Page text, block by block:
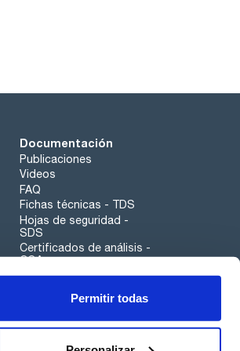
Permitir todas
Documentación
Publicaciones
Videos
FAQ
Fichas técnicas - TDS
Hojas de seguridad -
SDS
Certificados de análisis -
COA
Aplicaciones
Canal de denuncias